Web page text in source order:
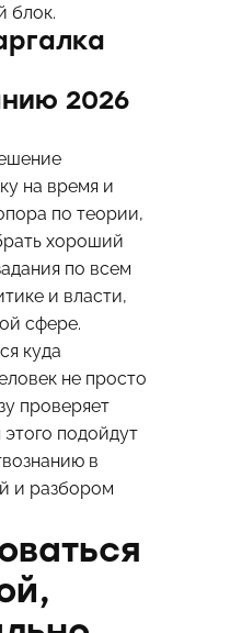
блок.
2026
на время и
по теории,
хороший
по всем
и власти,
сфере.
куда
не просто
проверяет
этого подойдут
в
и разбором